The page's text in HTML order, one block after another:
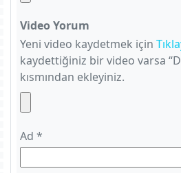
Video Yorum
Yeni video kaydetmek için
kaydettiğiniz bir video varsa
kısmından ekleyiniz.
Ad *